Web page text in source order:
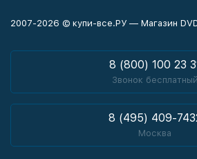
2007-2026 © купи-все.РУ — Магазин
8 (800) 100 23
Звонок бесплатный
8 (495) 409-
Москва